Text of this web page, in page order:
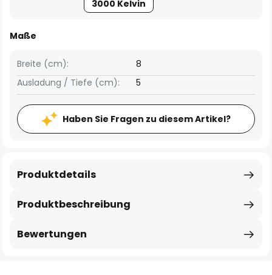
3000 Kelvin
Maße
Breite (cm):
8
Ausladung / Tiefe (cm):
5
Haben Sie Fragen zu diesem Artikel?
Produktbeschreibung
Produktdetails
Bewertungen